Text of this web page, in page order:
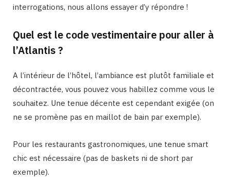
interrogations, nous allons essayer d’y répondre !
Quel est le code vestimentaire pour aller à
l’Atlantis ?
A l’intérieur de l’hôtel, l’ambiance est plutôt familiale et
décontractée, vous pouvez vous habillez comme vous le
souhaitez. Une tenue décente est cependant exigée (on
ne se promène pas en maillot de bain par exemple).
Pour les restaurants gastronomiques, une tenue smart
chic est nécessaire (pas de baskets ni de short par
exemple).